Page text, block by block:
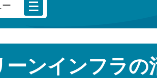
ー
ーンインフラの